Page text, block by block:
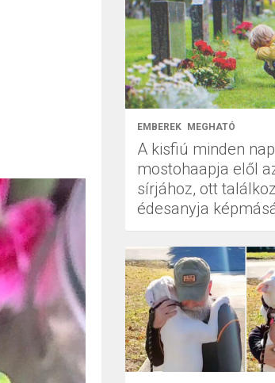
EMBEREK MEGHATÓ
A kisfiú minden
mostohaapja elől
sírjához, ott
édesanyja